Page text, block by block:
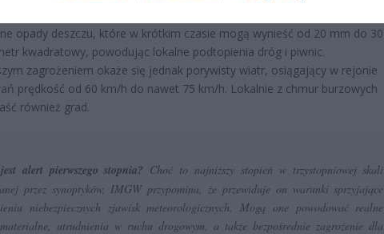
opady deszczu, które w krótkim czasie mogą wynieść od 20 mm do 30
kwadratowy, powodując lokalne podtopienia dróg i piwnic.
zagrożeniem okaże się jednak porywisty wiatr, osiągający w rejonie
prędkość od 60 km/h do nawet 75 km/h. Lokalnie z chmur burzowych
również grad.
alert pierwszego stopnia? Choć to najniższy stopień w trzystopniowej skali
przez synoptyków, IMGW przypomina, że przewiduje on warunki sprzyjające
niebezpiecznych zjawisk meteorologicznych. Mogą one powodować realne
utrudnienia w ruchu drogowym, a także bezpośrednie zagrożenie dla